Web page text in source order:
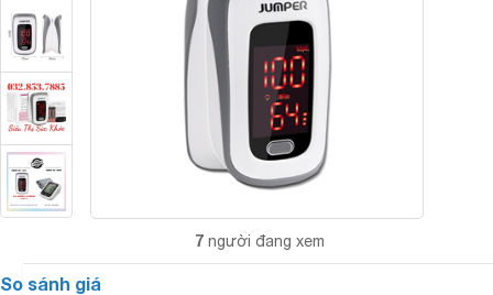
7 người đang xem
So sánh giá